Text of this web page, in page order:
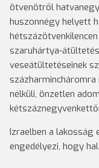
ötvenötről
huszonnégy helyett
szaruhártya-
veseátültetéseinek
nélküli, önzetlen
Izraelben a lakosság
engedélyezi, hogy